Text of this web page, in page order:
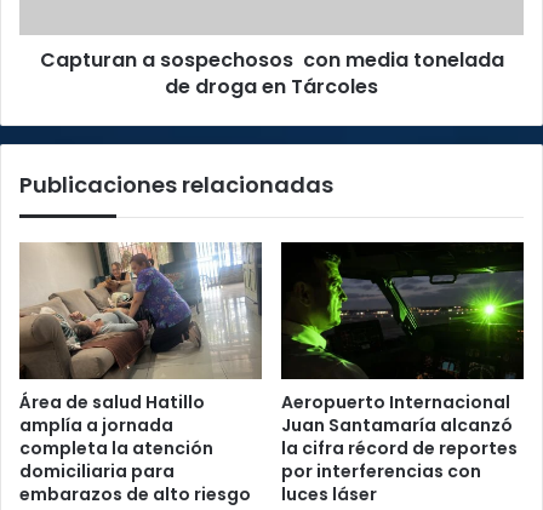
en
Tárcoles
Capturan a sospechosos con media tonelada
de droga en Tárcoles
Publicaciones relacionadas
Área de salud Hatillo
amplía a jornada
completa la atención
domiciliaria para
embarazos de alto riesgo
Aeropuerto Internacional
Juan Santamaría alcanzó
la cifra récord de reportes
por interferencias con
luces láser